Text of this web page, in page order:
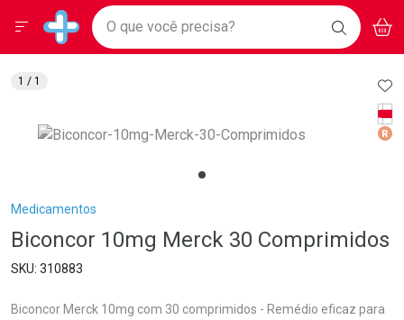
Drogarias Pacheco
Baixe nosso APP e aproveite Ofertas Exclusivas!
BAIXE
O APP
Ir direto para a home
pela página
Ir direto para o conteúdo
Ir direto para a busca
Ir direto para a conta
Ir direto para a notificações
Ir direto para o carrinho
Faça a sua busca
O que você precisa? BUSCAR
Menu
Breadcrumb
Medicamentos
Biconcor 10mg Merck 30 Comprimidos
310883
Biconcor Merck 10mg com 30 comprimidos - Remédio eficaz para
1 / 1